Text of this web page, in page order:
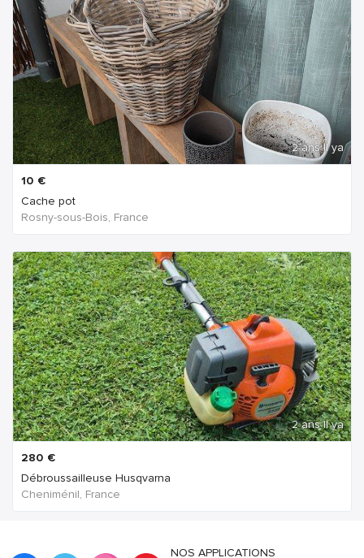
2 ans Il ya
10 €
Cache pot
Rosny-sous-Bois, France
2 ans Il ya
280 €
Débroussailleuse Husqvarna
Cheniménil, France
NOS APPLICATIONS